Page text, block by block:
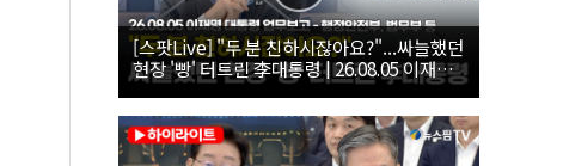
[스팟Live] "두 분 친하시잖아요?"...싸늘했던
현장 '빵' 터트린 李대통령 | 26.08.05 이재명
대통령 업무보고 - 행정안전부, 법무부 등